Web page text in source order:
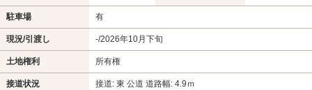
駐車場 有
現況/引渡し -/2026年10月下旬
土地権利 所有権
接道状況 接道: 東 公道 道路幅: 4.9ｍ